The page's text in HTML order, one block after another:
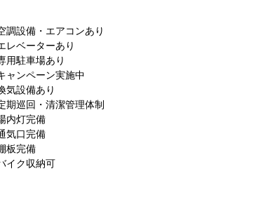
調設備・エアコンあり
レベーターあり
用駐車場あり
ャンペーン実施中
気設備あり
期巡回・清潔管理体制
内灯完備
気口完備
板完備
イク収納可